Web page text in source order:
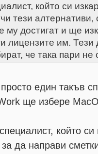
който си
тези
му достигат и ще
лицензите им. Тези
че така пари не
един такъв
ще избере
който
да направи